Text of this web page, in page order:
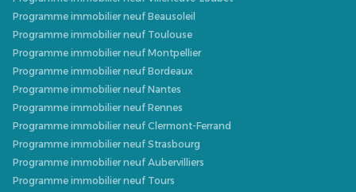
Programme immobilier neuf Beausoleil
Programme immobilier neuf Toulouse
Programme immobilier neuf Montpellier
Programme immobilier neuf Bordeaux
Programme immobilier neuf Nantes
Programme immobilier neuf Rennes
Programme immobilier neuf Clermont-Ferrand
Programme immobilier neuf Strasbourg
Programme immobilier neuf Aubervilliers
Programme immobilier neuf Tours